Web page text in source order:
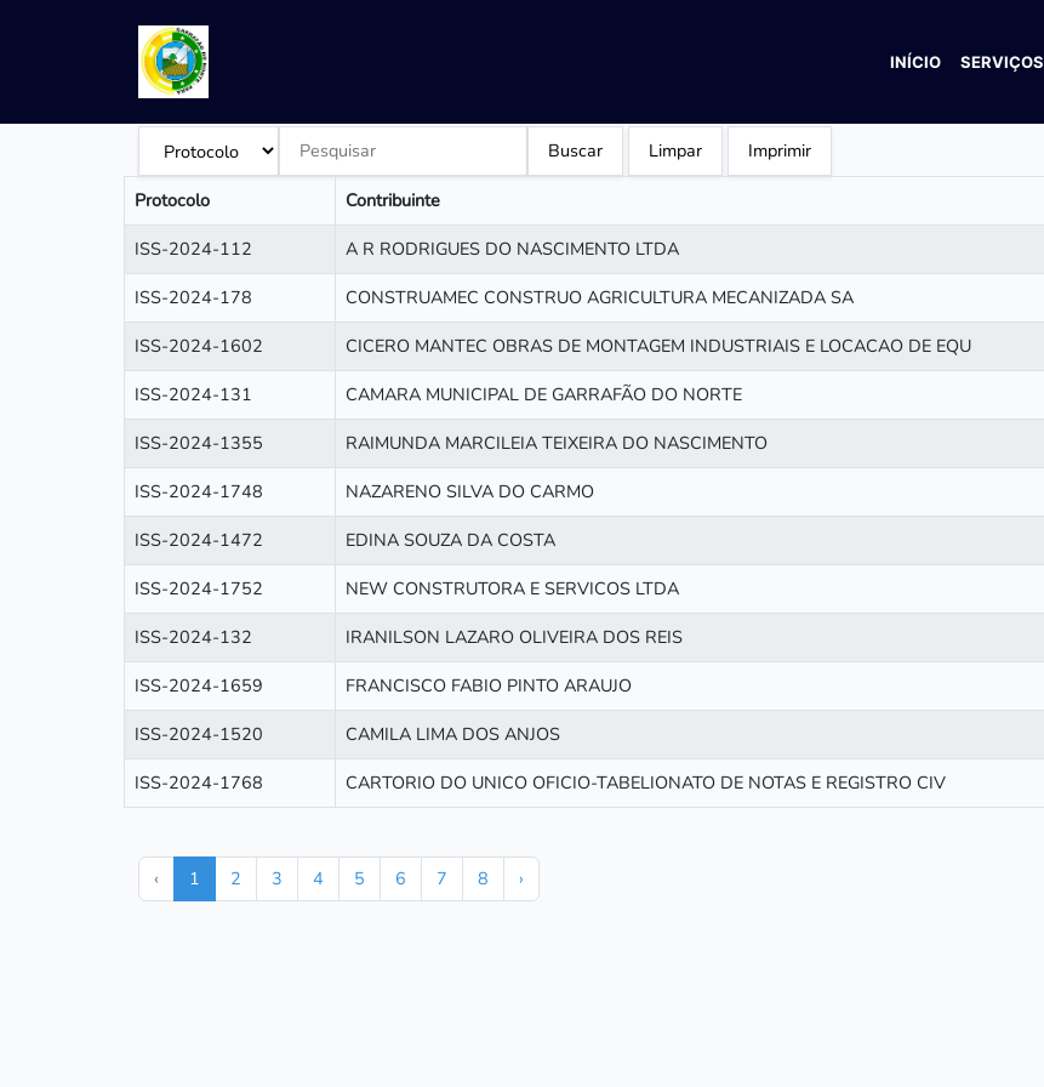
INÍCIO SERVIÇOS
Buscar Limpar Imprimir
Protocolo Contribuinte
ISS-2024-112
A R RODRIGUES DO NASCIMENTO LTDA
ISS-2024-178
CONSTRUAMEC CONSTRUO AGRICULTURA MECANIZADA SA
ISS-2024-1602
CICERO MANTEC OBRAS DE MONTAGEM INDUSTRIAIS E LOCACAO DE EQU
ISS-2024-131
CAMARA MUNICIPAL DE GARRAFÃO DO NORTE
ISS-2024-1355
RAIMUNDA MARCILEIA TEIXEIRA DO NASCIMENTO
ISS-2024-1748
NAZARENO SILVA DO CARMO
ISS-2024-1472
EDINA SOUZA DA COSTA
ISS-2024-1752
NEW CONSTRUTORA E SERVICOS LTDA
ISS-2024-132
IRANILSON LAZARO OLIVEIRA DOS REIS
ISS-2024-1659
FRANCISCO FABIO PINTO ARAUJO
ISS-2024-1520
CAMILA LIMA DOS ANJOS
ISS-2024-1768
CARTORIO DO UNICO OFICIO-TABELIONATO DE NOTAS E REGISTRO CIV
‹ 1 2 3 4 5 6 7 8 ›